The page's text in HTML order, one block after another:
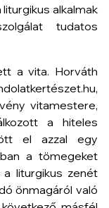
alkalmak
tudatos
a vita. Horváth
vitamestere,
a hiteles
el azzal egy
a tömegeket
liturgikus zenét
önmagáról való